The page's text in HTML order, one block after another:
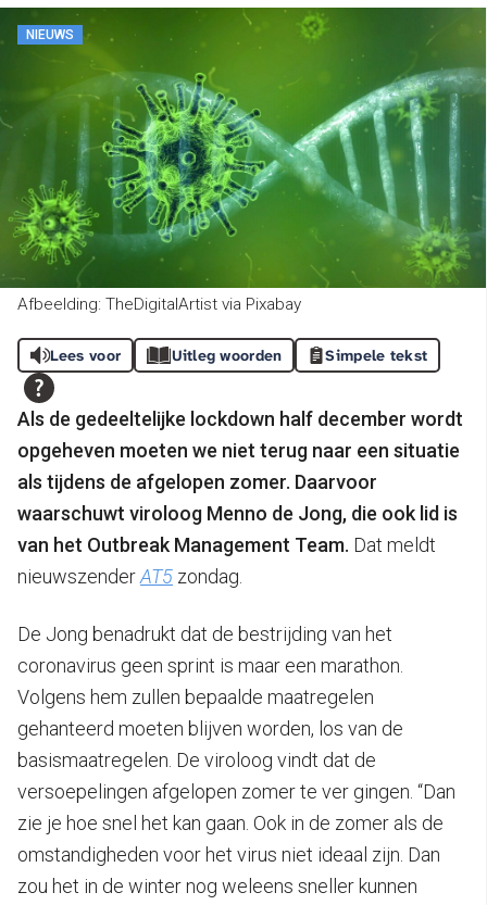
NIEUWS
Afbeelding: TheDigitalArtist via Pixabay
Lees voor Uitleg woorden Simpele tekst
Als de gedeeltelijke lockdown half december wordt
opgeheven moeten we niet terug naar een situatie
als tijdens de afgelopen zomer. Daarvoor
waarschuwt viroloog Menno de Jong, die ook lid is
van het Outbreak Management Team. Dat meldt
nieuwszenderAT5 zondag.
De Jong benadrukt dat de bestrijding van het
coronavirus geen sprint is maar een marathon.
Volgens hem zullen bepaalde maatregelen
gehanteerd moeten blijven worden, los van de
basismaatregelen. De viroloog vindt dat de
versoepelingen afgelopen zomer te ver gingen. “Dan
zie je hoe snel het kan gaan. Ook in de zomer als de
omstandigheden voor het virus niet ideaal zijn. Dan
zou het in de winter nog weleens sneller kunnen